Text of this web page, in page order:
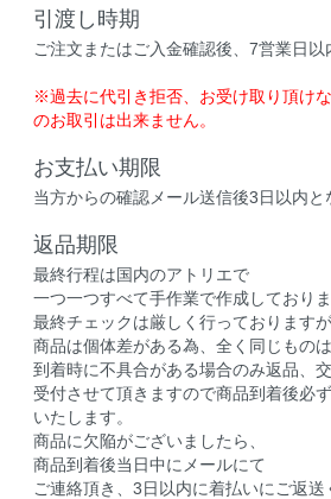
引渡し時期
ご注文またはご入金確認後、7営業日以
※過去に代引き拒否、お受け取り頂け
のお取引は出来ません。
お支払い期限
当方からの確認メール送信後3日以内と
返品期限
最終行程は国内のアトリエで
一つ一つすべて手作業で作成しておりま
最終チェックは厳しく行っておりますが
商品は個体差がある為、全く同じものは
到着時に不具合がある場合のみ返品、
受付させて頂きますので商品到着後必
いたします。
商品に欠陥がございましたら、
商品到着後当日中にメールにて
ご連絡頂き、3日以内に着払いにご返送